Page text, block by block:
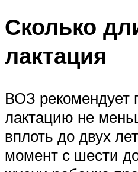
Сколько
лактация
ВОЗ рекомендует
лактацию не
вплоть до двух
момент с шести